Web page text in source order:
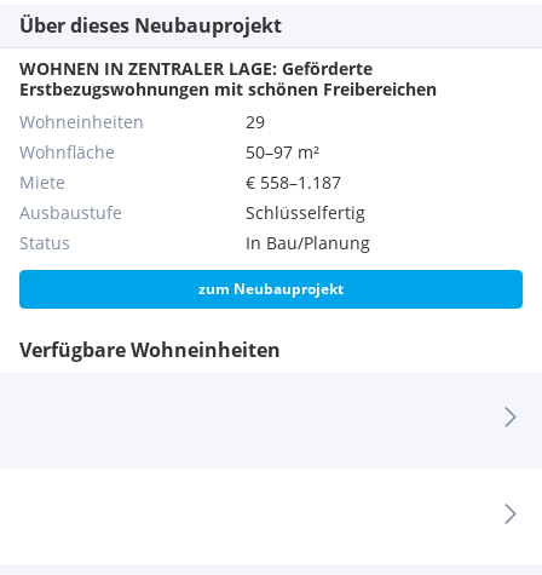
Verfügbare Wohneinheiten
Über dieses Neubauprojekt
WOHNEN IN ZENTRALER LAGE: Geförderte
Erstbezugswohnungen mit schönen Freibereichen
Wohneinheiten
29
Wohnfläche
50–97 m²
Miete
€ 558–1.187
Ausbaustufe
Schlüsselfertig
Status
In Bau/Planung
zum Neubauprojekt